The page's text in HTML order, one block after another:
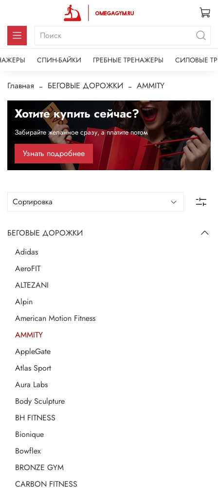
СПИН-БАЙКИ ГРЕБНЫЕ ТРЕНАЖЕРЫ СИЛОВЫЕ
Главная БЕГОВЫЕ ДОРОЖКИ AMMITY
Хотите купить сейчас?
Забирайте желанное сразу, а платите потом
Узнать подробнее
БЕГОВЫЕ ДОРОЖКИ
Adidas
AeroFIT
ALTEZANI
Alpin
American Motion Fitness
AMMITY
AppleGate
Atlas Sport
Aura Labs
Body Sculpture
BH FITNESS
Bionique
Bowflex
BRONZE GYM
CARBON FITNESS